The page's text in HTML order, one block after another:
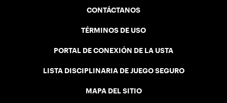
CONTÁCTANOS
TÉRMINOS DE USO
PORTAL DE CONEXIÓN DE LA USTA
LISTA DISCIPLINARIA DE JUEGO SEGURO
MAPA DEL SITIO